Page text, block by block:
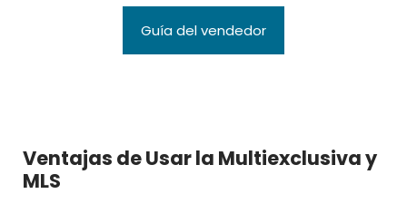
Guía del vendedor
Ventajas de Usar la Multiexclusiva y
MLS